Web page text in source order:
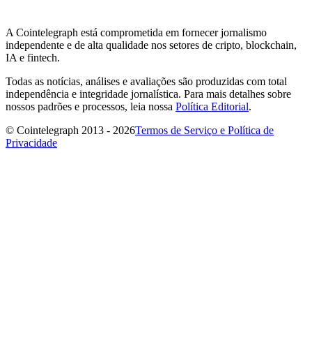
A Cointelegraph está comprometida em fornecer jornalismo
independente e de alta qualidade nos setores de cripto, blockchain,
IA e fintech.
Todas as notícias, análises e avaliações são produzidas com total
independência e integridade jornalística. Para mais detalhes sobre
nossos padrões e processos, leia nossa Política Editorial.
© Cointelegraph 2013 - 2026Termos de Serviço e Política de
Privacidade